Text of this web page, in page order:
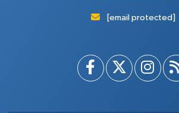
[email protected]